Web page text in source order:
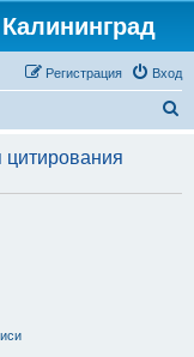
Вход
Регистрация
с
цитирования